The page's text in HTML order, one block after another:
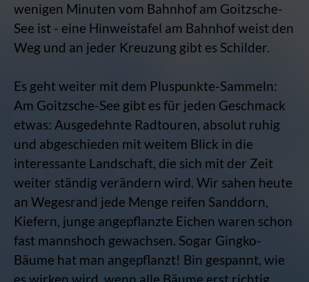
wenigen Minuten vom Bahnhof am Goitzsche-
See ist - eine Hinweistafel am Bahnhof weist den
Weg und an jeder Kreuzung gibt es Schilder.
Es geht weiter mit dem Pluspunkte-Sammeln:
Am Goitzsche-See gibt es für jeden Geschmack
etwas: Ausgedehnte Radtouren, absolut ruhig
und abgeschieden mit weitem Blick in die
interessante Landschaft, die sich mit der Zeit
weiter ständig verändern wird. Wir sahen heute
an Wegesrand jede Menge reifen Sanddorn,
Kiefern, junge angepflanzte Eichen waren schon
fast mannshoch gewachsen. Sogar Gingko-
Bäume hat man angepflanzt! Bin gespannt, wie